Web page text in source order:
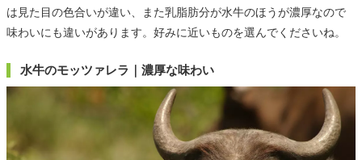
は見た目の色合いが違い、また乳脂肪分が水牛のほうが濃厚なので
味わいにも違いがあります。好みに近いものを選んでくださいね。
水牛のモッツァレラ｜濃厚な味わい